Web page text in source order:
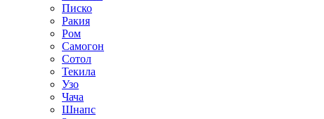
Писко
Ракия
Ром
Самогон
Сотол
Текила
Узо
Чача
Шнапс